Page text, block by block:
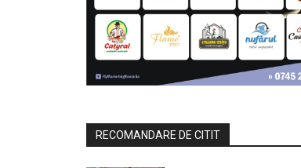
RECOMANDARE DE CITIT